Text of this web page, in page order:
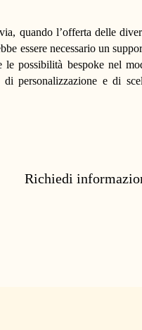
quando l’offerta delle
essere necessario un
le possibilità bespoke nel
personalizzazione e di
Richiedi